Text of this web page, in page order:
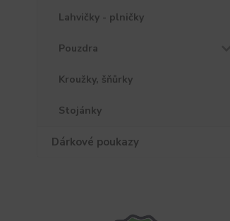
Lahvičky - plničky
Pouzdra
Kroužky, šňůrky
Stojánky
Dárkové poukazy